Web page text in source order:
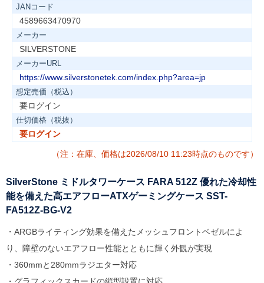
JANコード
4589663470970
メーカー
SILVERSTONE
メーカーURL
https://www.silverstonetek.com/index.php?area=jp
想定売価（税込）
要ログイン
仕切価格（税抜）
要ログイン
（注：在庫、価格は2026/08/10 11:23時点のものです）
SilverStone ミドルタワーケース FARA 512Z 優れた冷却性
能を備えた高エアフローATXゲーミングケース SST-
FA512Z-BG-V2
・ARGBライティング効果を備えたメッシュフロントベゼルによ
り、障壁のないエアフロー性能とともに輝く外観が実現
・360mmと280mmラジエター対応